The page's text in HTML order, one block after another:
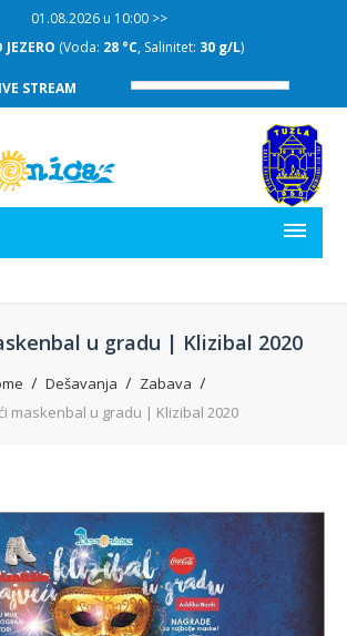
01.08.2026 u 10:00 >>
JEZERO (Voda: 28 °C, Salinitet: 30 g/L)
STREAM
u gradu | Klizibal 2020
Dešavanja
Zabava
maskenbal u gradu | Klizibal 2020